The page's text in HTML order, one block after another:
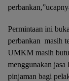
Permintaan ini
perbankan masih
UMKM masih
menggunakan jasa
pinjaman bagi